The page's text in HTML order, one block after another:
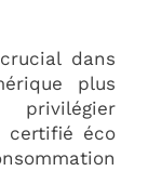
dans
plus
privilégier
certifié éco